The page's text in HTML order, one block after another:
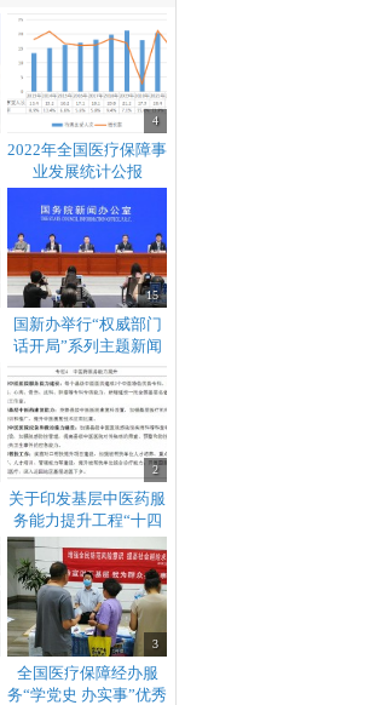
4
2022年全国医疗保障事
业发展统计公报
15
国新办举行“权威部门
话开局”系列主题新闻
发布会介绍“贯彻落实
党的二十大重大决策部
署 着力推动医保高质
量发展”有关情况
2
关于印发基层中医药服
务能力提升工程“十四
五”行动计划的通知
3
全国医疗保障经办服
务“学党史 办实事”优秀